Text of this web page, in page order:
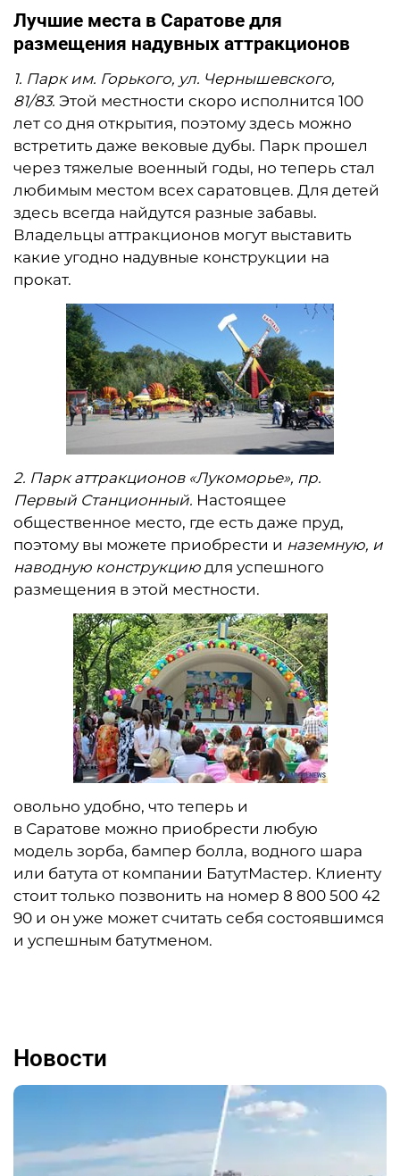
Лучшие места в Саратове для
размещения надувных аттракционов
1.​ Парк им. Горького, ул. Чернышевского,
81/83. Этой местности скоро исполнится 100
лет со дня открытия, поэтому здесь можно
встретить даже вековые дубы. Парк прошел
через тяжелые военный годы, но теперь стал
любимым местом всех саратовцев. Для детей
здесь всегда найдутся разные забавы.
Владельцы аттракционов могут выставить
какие угодно надувные конструкции на
прокат.
2.​ Парк аттракционов «Лукоморье», пр.
Первый Станционный. Настоящее
общественное место, где есть даже пруд,
поэтому вы можете приобрести и наземную, и
наводную конструкцию для успешного
размещения в этой местности.
овольно удобно, что теперь и
в Саратове можно приобрести любую
модель зорба, бампер болла, водного шара
или батута от компании БатутМастер. Клиенту
стоит только позвонить на номер 8 800 500 42
90 и он уже может считать себя состоявшимся
и успешным батутменом.
Новости